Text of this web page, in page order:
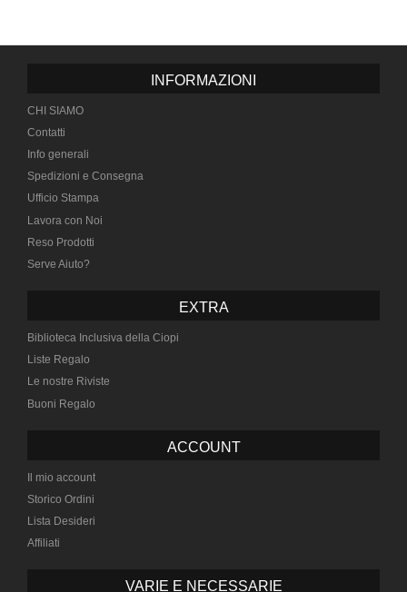
INFORMAZIONI
CHI SIAMO
Contatti
Info generali
Spedizioni e Consegna
Ufficio Stampa
Lavora con Noi
Reso Prodotti
Serve Aiuto?
EXTRA
Biblioteca Inclusiva della Ciopi
Liste Regalo
Le nostre Riviste
Buoni Regalo
ACCOUNT
Il mio account
Storico Ordini
Lista Desideri
Affiliati
VARIE E NECESSARIE